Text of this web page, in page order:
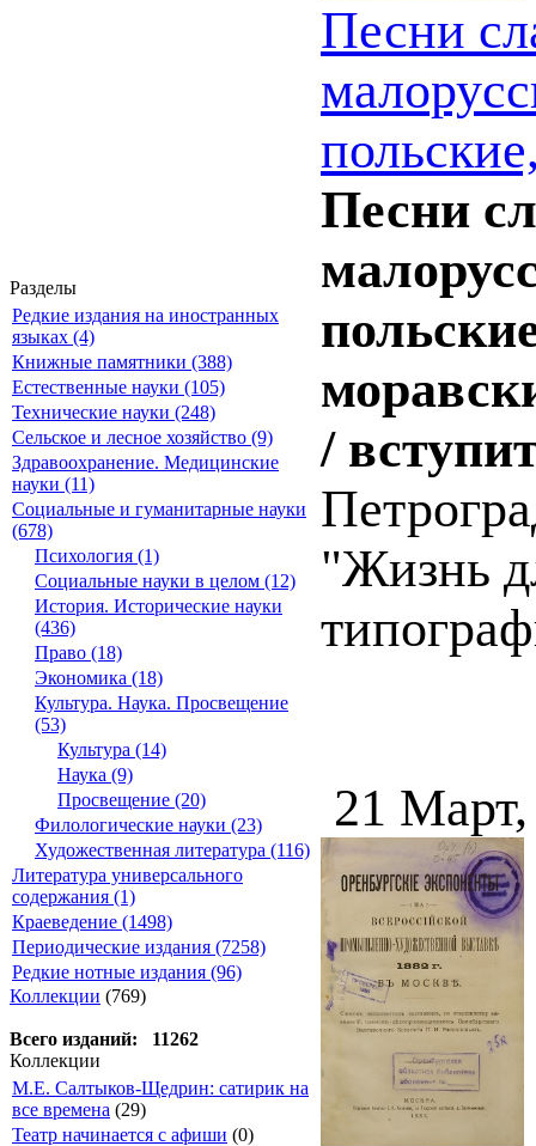
Разделы
Редкие издания на иностранных
языках (4)
Книжные памятники (388)
Естественные науки (105)
Технические науки (248)
Сельское и лесное хозяйство (9)
Здравоохранение. Медицинские
науки (11)
Социальные и гуманитарные науки
(678)
Психология (1)
Социальные науки в целом (12)
История. Исторические науки
(436)
Право (18)
Экономика (18)
Культура. Наука. Просвещение
(53)
Культура (14)
Наука (9)
Просвещение (20)
Филологические науки (23)
Художественная литература (116)
Литература универсального
содержания (1)
Краеведение (1498)
Периодические издания (7258)
Редкие нотные издания (96)
Коллекции (769)
Всего изданий: 11262
Коллекции
М.Е. Салтыков-Щедрин: сатирик на
все времена (29)
Театр начинается с афиши (0)
Песни
Песни
/
"Жизнь
21